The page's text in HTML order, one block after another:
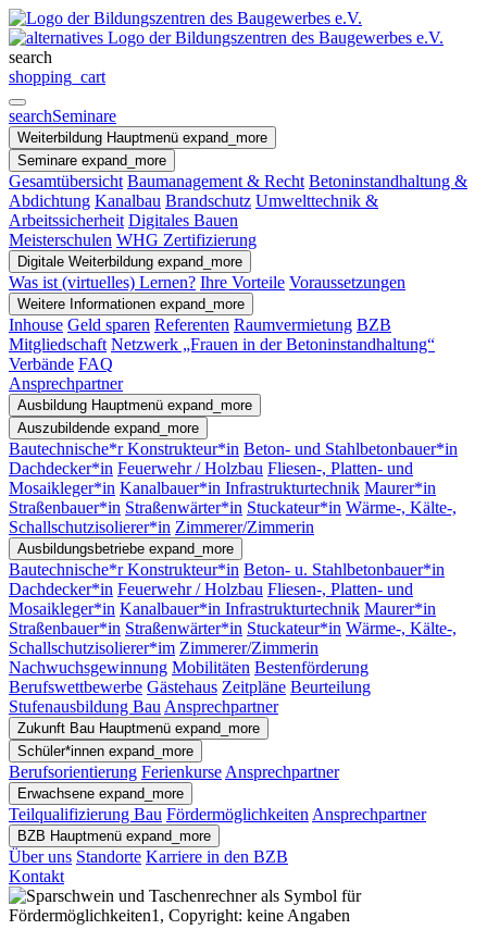
search
shopping_cart
searchSeminare
Weiterbildung Hauptmenü expand_more
Seminare expand_more
Gesamtübersicht Baumanagement & Recht Betoninstandhaltung &
Abdichtung Kanalbau Brandschutz Umwelttechnik &
Arbeitssicherheit Digitales Bauen
Meisterschulen WHG Zertifizierung
Digitale Weiterbildung expand_more
Was ist (virtuelles) Lernen? Ihre Vorteile Voraussetzungen
Weitere Informationen expand_more
Inhouse Geld sparen Referenten Raumvermietung BZB
Mitgliedschaft Netzwerk „Frauen in der Betoninstandhaltung“
Verbände FAQ
Ansprechpartner
Ausbildung Hauptmenü expand_more
Auszubildende expand_more
Bautechnische*r Konstrukteur*in Beton- und Stahlbetonbauer*in
Dachdecker*in Feuerwehr / Holzbau Fliesen-, Platten- und
Mosaikleger*in Kanalbauer*in Infrastrukturtechnik Maurer*in
Straßenbauer*in Straßenwärter*in Stuckateur*in Wärme-, Kälte-,
Schallschutzisolierer*in Zimmerer/Zimmerin
Ausbildungsbetriebe expand_more
Bautechnische*r Konstrukteur*in Beton- u. Stahlbetonbauer*in
Dachdecker*in Feuerwehr / Holzbau Fliesen-, Platten- und
Mosaikleger*in Kanalbauer*in Infrastrukturtechnik Maurer*in
Straßenbauer*in Straßenwärter*in Stuckateur*in Wärme-, Kälte-,
Schallschutzisolierer*im Zimmerer/Zimmerin
Nachwuchsgewinnung Mobilitäten Bestenförderung
Berufswettbewerbe Gästehaus Zeitpläne Beurteilung
Stufenausbildung Bau Ansprechpartner
Zukunft Bau Hauptmenü expand_more
Schüler*innen expand_more
Berufsorientierung Ferienkurse Ansprechpartner
Erwachsene expand_more
Teilqualifizierung Bau Fördermöglichkeiten Ansprechpartner
BZB Hauptmenü expand_more
Über uns Standorte Karriere in den BZB
Kontakt